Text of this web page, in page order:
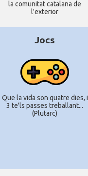
la comunitat catalana de
l'exterior
Jocs
Que la vida son quatre dies, i
3 te'ls passes treballant...
(Plutarc)